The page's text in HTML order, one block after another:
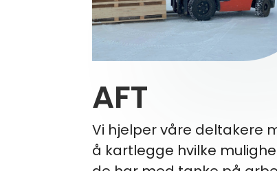
AFT
Vi hjelper våre deltakere
å kartlegge hvilke